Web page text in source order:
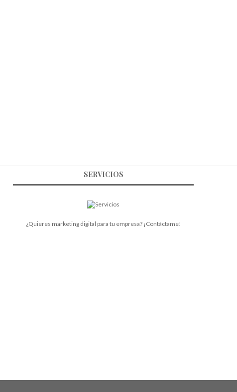
SERVICIOS
¿Quieres marketing digital para tu empresa? ¡Contáctame!